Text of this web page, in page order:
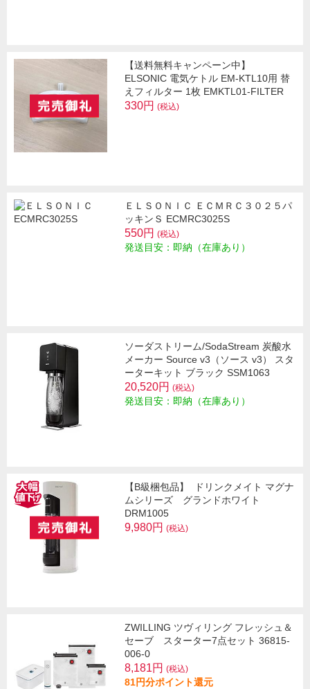
【送料無料キャンペーン中】
ELSONIC 電気ケトル EM-KTL10用 替
えフィルター 1枚 EMKTL01-FILTER
330円 (税込)
ＥＬＳＯＮＩＣ ＥＣＭＲＣ３０２５パ
ッキンＳ ECMRC3025S
550円 (税込)
発送目安：即納（在庫あり）
ソーダストリーム/SodaStream 炭酸水
メーカー Source v3（ソース v3） スタ
ーターキット ブラック SSM1063
20,520円 (税込)
発送目安：即納（在庫あり）
【B級梱包品】
ドリンクメイト マグナ
ムシリーズ グランドホワイト
DRM1005
9,980円 (税込)
ZWILLING ツヴィリング フレッシュ＆
セーブ スターター7点セット 36815-
006-0
8,181円 (税込)
81円分ポイント還元